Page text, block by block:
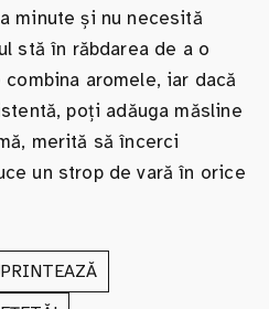
minute și nu necesită
stă în răbdarea de a o
aromele, iar dacă
poți adăuga măsline
merită să încerci
un strop de vară în orice
PRINTEAZĂ